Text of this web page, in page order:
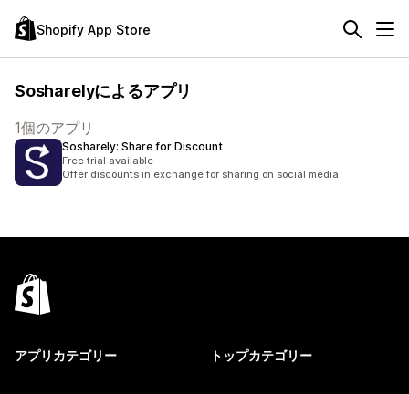
Shopify App Store
Sosharelyによるアプリ
1個のアプリ
Sosharely: Share for Discount
Free trial available
Offer discounts in exchange for sharing on social media
アプリカテゴリー トップカテゴリー